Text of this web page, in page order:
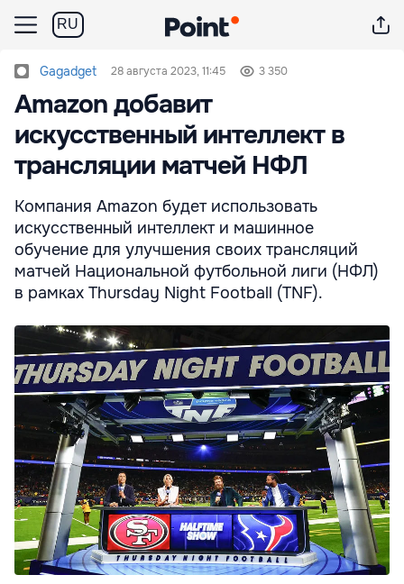
RU
Gagadget 28 августа 2023, 11:45 3 350
Amazon добавит
искусственный интеллект в
трансляции матчей НФЛ
Компания Amazon будет использовать
искусственный интеллект и машинное
обучение для улучшения своих трансляций
матчей Национальной футбольной лиги (НФЛ)
в рамках Thursday Night Football (TNF).